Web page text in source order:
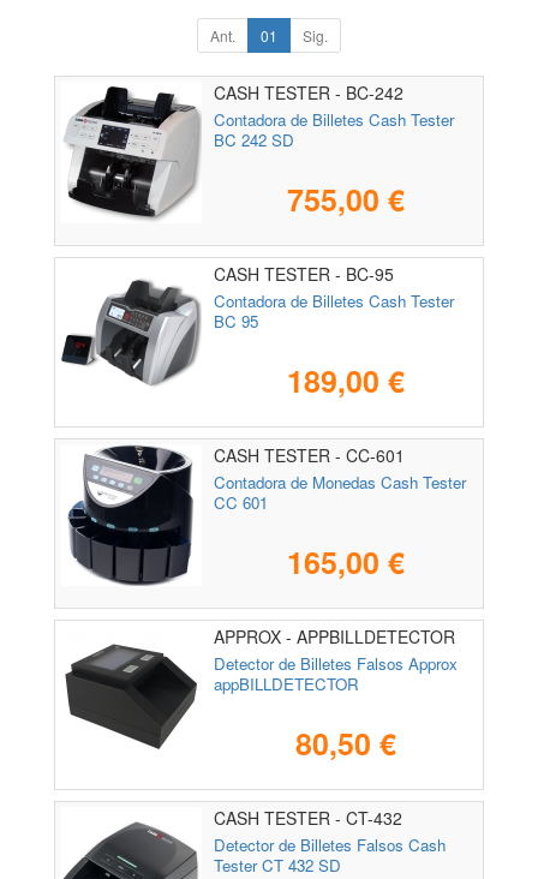
Ant. 01 Sig.
CASH TESTER - BC-242
Contadora de Billetes Cash Tester
BC 242 SD
755,00 €
CASH TESTER - BC-95
Contadora de Billetes Cash Tester
BC 95
189,00 €
CASH TESTER - CC-601
Contadora de Monedas Cash Tester
CC 601
165,00 €
APPROX - APPBILLDETECTOR
Detector de Billetes Falsos Approx
appBILLDETECTOR
80,50 €
CASH TESTER - CT-432
Detector de Billetes Falsos Cash
Tester CT 432 SD